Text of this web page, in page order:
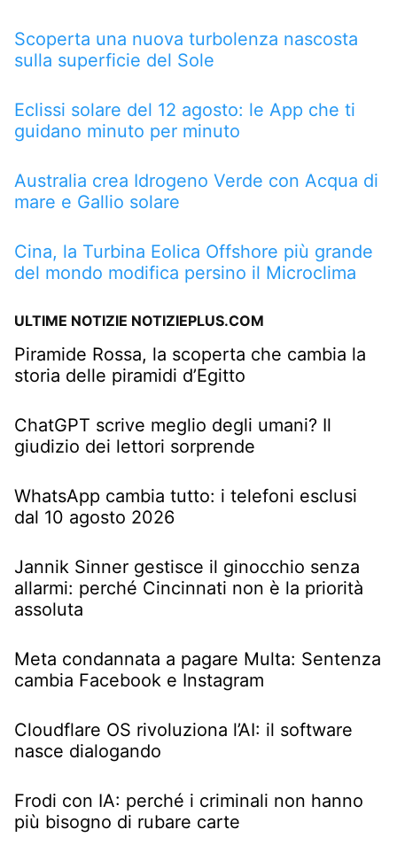
Scoperta una nuova turbolenza nascosta
sulla superficie del Sole
Eclissi solare del 12 agosto: le App che ti
guidano minuto per minuto
Australia crea Idrogeno Verde con Acqua di
mare e Gallio solare
Cina, la Turbina Eolica Offshore più grande
del mondo modifica persino il Microclima
ULTIME NOTIZIE NOTIZIEPLUS.COM
Piramide Rossa, la scoperta che cambia la
storia delle piramidi d’Egitto
ChatGPT scrive meglio degli umani? Il
giudizio dei lettori sorprende
WhatsApp cambia tutto: i telefoni esclusi
dal 10 agosto 2026
Jannik Sinner gestisce il ginocchio senza
allarmi: perché Cincinnati non è la priorità
assoluta
Meta condannata a pagare Multa: Sentenza
cambia Facebook e Instagram
Cloudflare OS rivoluziona l’AI: il software
nasce dialogando
Frodi con IA: perché i criminali non hanno
più bisogno di rubare carte